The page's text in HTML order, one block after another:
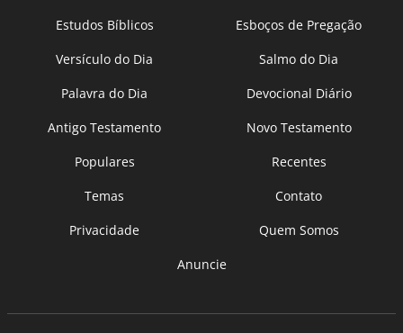
Estudos Bíblicos
Esboços de Pregação
Versículo do Dia
Salmo do Dia
Palavra do Dia
Devocional Diário
Antigo Testamento
Novo Testamento
Populares
Recentes
Temas
Contato
Privacidade
Quem Somos
Anuncie